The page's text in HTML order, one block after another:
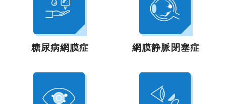
糖尿病網膜症 網膜静脈閉塞症